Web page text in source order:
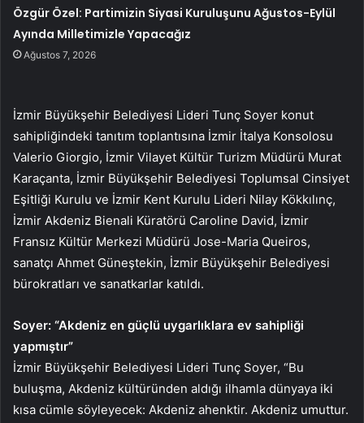
Özgür Özel: Partimizin Siyasi Kuruluşunu Ağustos-Eylül
Ayında Milletimizle Yapacağız
Ağustos 7, 2026
İzmir Büyükşehir Belediyesi Lideri Tunç Soyer konut
sahipliğindeki tanıtım toplantısına İzmir İtalya Konsolosu
Valerio Giorgio, İzmir Vilayet Kültür Turizm Müdürü Murat
Karaçanta, İzmir Büyükşehir Belediyesi Toplumsal Cinsiyet
Eşitliği Kurulu ve İzmir Kent Kurulu Lideri Nilay Kökkılınç,
İzmir Akdeniz Bienali Küratörü Caroline David, İzmir
Fransız Kültür Merkezi Müdürü Jose-Maria Queiros,
sanatçı Ahmet Güneştekin, İzmir Büyükşehir Belediyesi
bürokratları ve sanatkarlar katıldı.
Soyer: “Akdeniz en güçlü uygarlıklara ev sahipliği
yapmıştır”
İzmir Büyükşehir Belediyesi Lideri Tunç Soyer, “Bu
buluşma, Akdeniz kültüründen aldığı ilhamla dünyaya iki
kısa cümle söyleyecek: Akdeniz ahenktir. Akdeniz umuttur.